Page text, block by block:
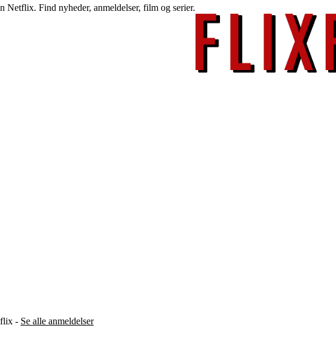
Netflix. Find nyheder, anmeldelser, film og serier.
- Se alle anmeldelser